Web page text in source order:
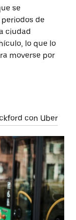
se
de
ciudad
lo que lo
moverse por
con Uber